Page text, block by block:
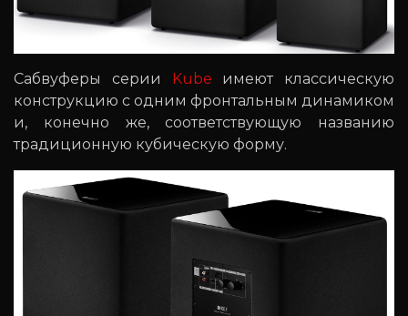
Сабвуферы серии Kube имеют классическую
конструкцию с одним фронтальным динамиком
и, конечно же, соответствующую названию
традиционную кубическую форму.